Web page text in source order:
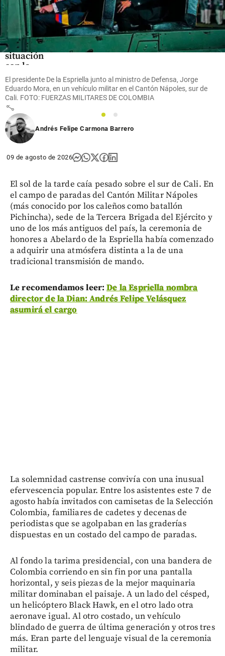
de ceniza
en el
volcán
Puracé:
así está la
situación
con la
alerta
naranja
share
El presidente De la Espriella junto al ministro de Defensa, Jorge
Eduardo Mora, en un vehículo militar en el Cantón Nápoles, sur de
Cali. FOTO: FUERZAS MILITARES DE COLOMBIA
1
2
Andrés Felipe Carmona Barrero
09 de agosto de 2026
El sol de la tarde caía pesado sobre el sur de Cali. En
el campo de paradas del Cantón Militar Nápoles
(más conocido por los caleños como batallón
Pichincha), sede de la Tercera Brigada del Ejército y
uno de los más antiguos del país, la ceremonia de
honores a Abelardo de la Espriella había comenzado
a adquirir una atmósfera distinta a la de una
tradicional transmisión de mando.
Le recomendamos leer:De la Espriella nombra
director de la Dian: Andrés Felipe Velásquez
asumirá el cargo
La solemnidad castrense convivía con una inusual
efervescencia popular. Entre los asistentes este 7 de
agosto había invitados con camisetas de la Selección
Colombia, familiares de cadetes y decenas de
periodistas que se agolpaban en las graderías
dispuestas en un costado del campo de paradas.
Al fondo la tarima presidencial, con una bandera de
Colombia corriendo en sin fin por una pantalla
horizontal, y seis piezas de la mejor maquinaria
militar dominaban el paisaje. A un lado del césped,
un helicóptero Black Hawk, en el otro lado otra
aeronave igual. Al otro costado, un vehículo
blindado de guerra de última generación y otros tres
más. Eran parte del lenguaje visual de la ceremonia
militar.